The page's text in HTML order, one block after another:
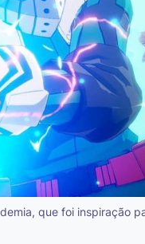
que foi inspiração